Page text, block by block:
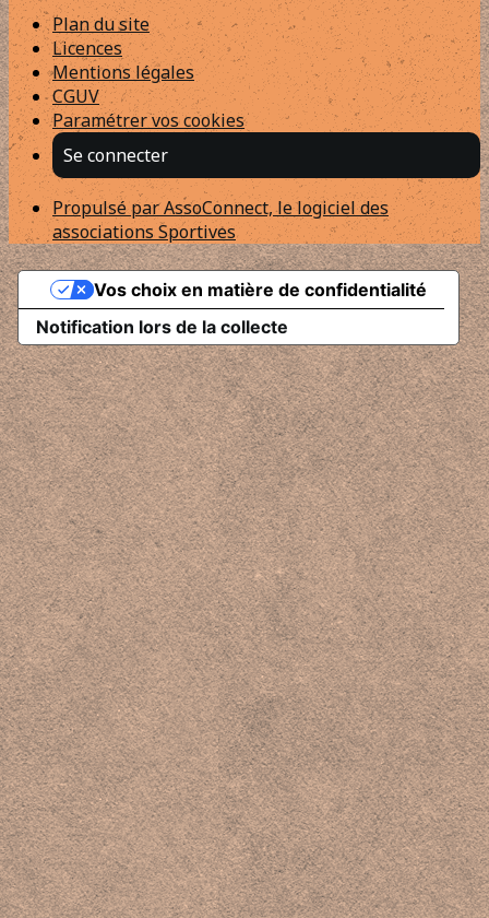
Plan du site
Licences
Mentions légales
CGUV
Paramétrer vos cookies
Se connecter
Propulsé par AssoConnect, le logiciel des
associations Sportives
Notification lors de la collecte
Vos choix en matière de confidentialité